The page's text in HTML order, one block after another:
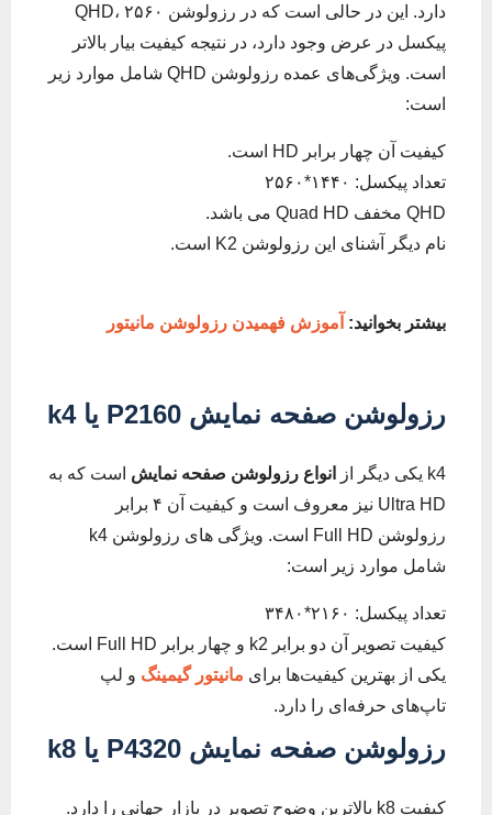
دارد. این در حالی است که در رزولوشن QHD، ۲۵۶۰
پیکسل در عرض وجود دارد، در نتیجه کیفیت بیار بالاتر
است. ویژگی‌های عمده رزولوشن QHD شامل موارد زیر
است:
کیفیت آن چهار برابر HD است.
تعداد پیکسل: ۱۴۴۰*۲۵۶۰
QHD مخفف Quad HD می باشد.
نام دیگر آشنای این رزولوشن K2 است.
بیشتر بخوانید: آموزش فهمیدن رزولوشن مانیتور
رزولوشن صفحه نمایش P2160 یا k4
k4 یکی دیگر از انواع رزولوشن صفحه نمایش است که به
Ultra HD نیز معروف است و کیفیت آن ۴ برابر
رزولوشن Full HD است. ویژگی های رزولوشن k4
شامل موارد زیر است:
تعداد پیکسل: ۲۱۶۰*۳۴۸۰
کیفیت تصویر آن دو برابر k2 و چهار برابر Full HD است.
یکی از بهترین کیفیت‌ها برای مانیتور گیمینگ و لپ
تاپ‌های حرفه‌ای را دارد.
رزولوشن صفحه نمایش P4320 یا k8
کیفیت k8 بالاترین وضوح تصویر در بازار جهانی را دارد.